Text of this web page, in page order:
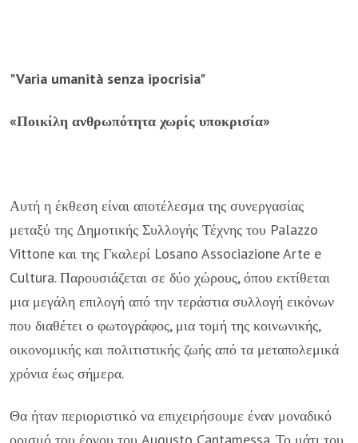
"Varia umanità senza ipocrisia"
«Ποικίλη ανθρωπότητα χωρίς υποκρισία»
Αυτή η έκθεση είναι αποτέλεσμα της συνεργασίας
μεταξύ της Δημοτικής Συλλογής Τέχνης του Palazzo
Vittone και της Γκαλερί Losano Associazione Arte e
Cultura. Παρουσιάζεται σε δύο χώρους, όπου εκτίθεται
μια μεγάλη επιλογή από την τεράστια συλλογή εικόνων
που διαθέτει ο φωτογράφος, μια τομή της κοινωνικής,
οικονομικής και πολιτιστικής ζωής από τα μεταπολεμικά
χρόνια έως σήμερα.
Θα ήταν περιοριστικό να επιχειρήσουμε έναν μοναδικό
ορισμό του έργου του Augusto Cantamessa. Το μάτι του